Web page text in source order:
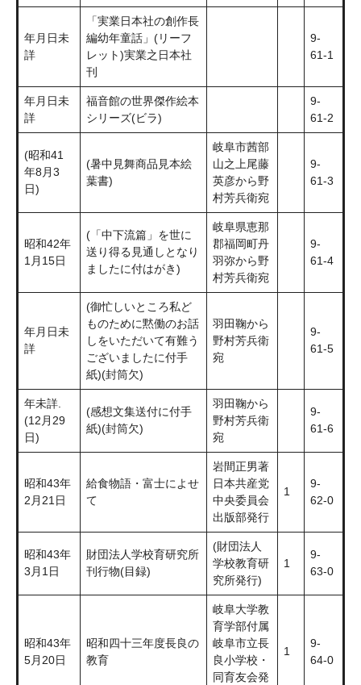
年月日未
詳
「実業日本社の創作長
編幼年童話」(リーフ
レット)実業之日本社
刊
9-
61-1
年月日未
詳
福音館の世界傑作絵本
シリーズ(ビラ)
9-
61-2
(昭和41
年8月3
日)
(暑中見舞商品見本絵
葉書)
岐阜市茜部
山之上尾藤
英彦から野
村芳兵衛宛
9-
61-3
昭和42年
1月15日
(「中下流篇」を世に
送り得る見通しとなり
ましたに付はがき)
岐阜県恵那
郡福岡町丹
羽弥から野
村芳兵衛宛
9-
61-4
年月日未
詳
(御忙しいところ私ど
ものために黙働のお話
しをいただいて有難う
ございましたに付手
紙)(封筒欠)
羽田鞠から
野村芳兵衛
宛
9-
61-5
年未詳.
(12月29
日)
(感想文集送付に付手
紙)(封筒欠)
羽田鞠から
野村芳兵衛
宛
9-
61-6
昭和43年
2月21日
給食物語・富士によせ
て
岩間正男著
日本共産党
中央委員会
出版部発行
1
9-
62-0
昭和43年
3月1日
財団法人学校育研究所
刊行物(目録)
(財団法人
学校教育研
究所発行)
1
9-
63-0
昭和43年
5月20日
昭和四十三年度長良の
教育
岐阜大学教
育学部付属
岐阜市立長
良小学校・
同育友会発
1
9-
64-0